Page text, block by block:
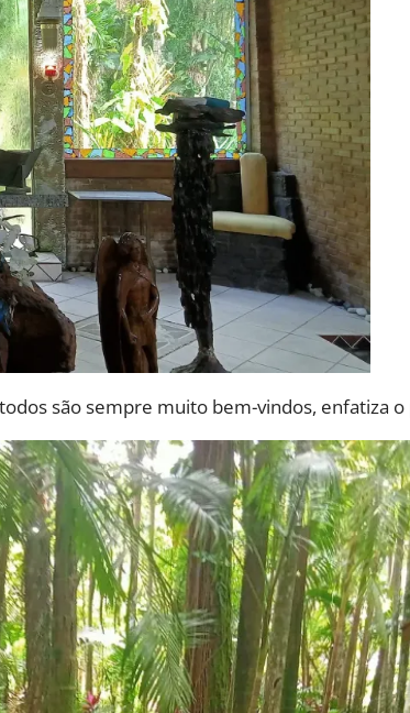
são sempre muito bem-vindos, enfatiza